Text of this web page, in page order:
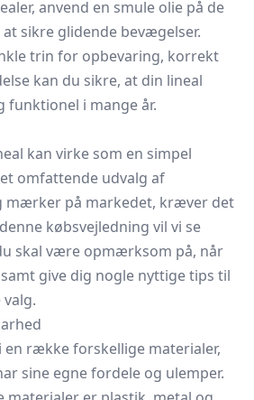
anvend en smule olie på de
sikre glidende bevægelser.
trin for opbevaring, korrekt
kan du sikre, at din lineal
i mange år.
kan virke som en simpel
omfattende udvalg af
mærker på markedet, kræver det
købsvejledning vil vi se
skal være opmærksom på, når
give dig nogle nyttige tips til
en række forskellige materialer,
sine egne fordele og ulemper.